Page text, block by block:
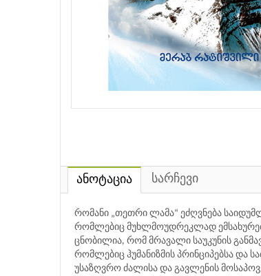
ანოტაცია სარჩევი
რომანი „თეთრი ლამა“ ეძღვნება
რომლებიც მუხლმოუდრეკლად
ცნობილია, რომ მრავალი საუკუნის
რომლებიც ჰუმანიზმის პრინციპებსა
უსაზღვრო ძალისა და გავლენის